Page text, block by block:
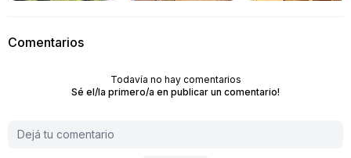
Comentarios
Todavía no hay comentarios
Sé el/la primero/a en publicar un comentario!